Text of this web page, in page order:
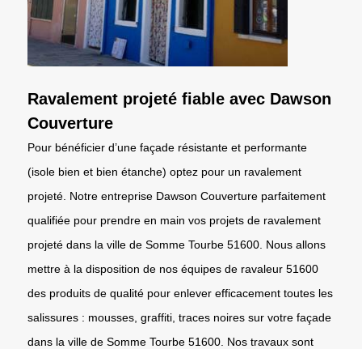
Ravalement projeté fiable avec Dawson
Couverture
Pour bénéficier d’une façade résistante et performante
(isole bien et bien étanche) optez pour un ravalement
projeté. Notre entreprise Dawson Couverture parfaitement
qualifiée pour prendre en main vos projets de ravalement
projeté dans la ville de Somme Tourbe 51600. Nous allons
mettre à la disposition de nos équipes de ravaleur 51600
des produits de qualité pour enlever efficacement toutes les
salissures : mousses, graffiti, traces noires sur votre façade
dans la ville de Somme Tourbe 51600. Nos travaux sont